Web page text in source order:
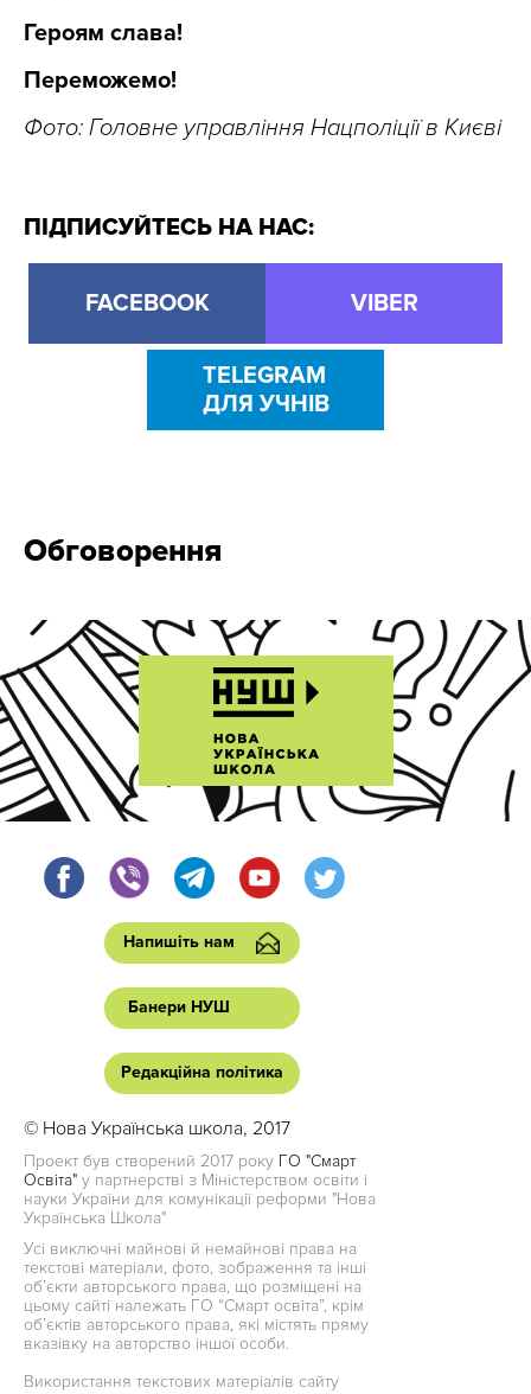
Героям слава!
Переможемо!
Фото: Головне управління Нацполіції в Києві
ПІДПИСУЙТЕСЬ НА НАС:
FACEBOOK VIBER
TELEGRAM
ДЛЯ УЧНІВ
Обговорення
Напишіть нам
Банери НУШ
Редакційна політика
© Нова Українська школа, 2017
Проект був створений 2017 року ГО "Смарт
Освіта" у партнерстві з Міністерством освіти і
науки України для комунікації реформи "Нова
Українська Школа"
Усі виключні майнові й немайнові права на
текстові матеріали, фото, зображення та інші
об’єкти авторського права, що розміщені на
цьому сайті належать ГО “Смарт освіта”, крім
об’єктів авторського права, які містять пряму
вказівку на авторство іншої особи.
Використання текстових матеріалів сайту